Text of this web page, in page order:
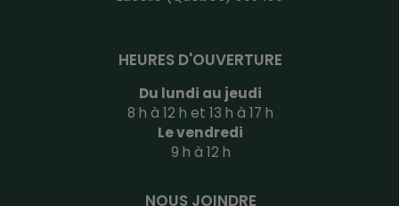
HEURES D'OUVERTURE
Du lundi au jeudi
8 h à 12 h et 13 h à 17 h
Le vendredi
9 h à 12 h
NOUS JOINDRE